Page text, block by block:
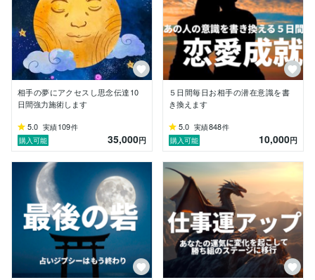
あなたを明るい未来へ導き
能力が役立てることに感謝します
よろしくお願いします
相手の夢にアクセスし思念伝達10
日間強力施術します
5.0 実績109件
購入可能
35,000円
５日間毎日お相手の潜在意識を書
き換えます
5.0 実績848件
購入可能
10,000円